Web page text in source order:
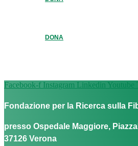
DONA
Facebook-f Instagram Linkedin Youtube
Fondazione per la Ricerca sulla
presso Ospedale Maggiore,
37126 Verona